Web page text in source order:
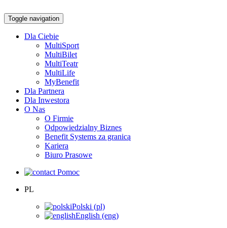
Toggle navigation
Dla Ciebie
MultiSport
MultiBilet
MultiTeatr
MultiLife
MyBenefit
Dla Partnera
Dla Inwestora
O Nas
O Firmie
Odpowiedzialny Biznes
Benefit Systems za granicą
Kariera
Biuro Prasowe
Pomoc
PL
Polski (pl)
English (eng)